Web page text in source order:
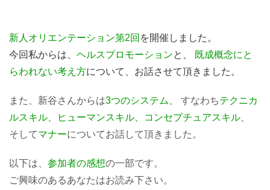
新人オリエンテーション第2回 を開催しました。
今回私からは、 ヘルスプロモーションと、
既成概念にと
らわれない考え方について、お話させて頂きました。
また、新谷さんからは3つのシステム 、 すなわちテクニカ
ルスキル、ヒューマンスキル、コンセプチュアスキル
そしてマナーについてお話して頂きました。
以下は、 参加者の感想の一部です。
ご興味のあるあなたはお読み下さい。